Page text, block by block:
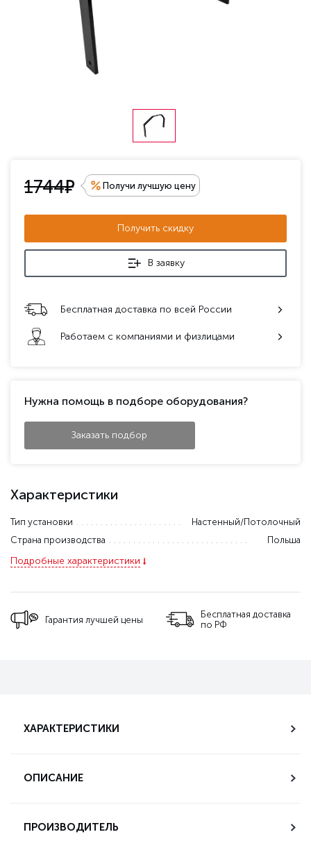
Характеристики
Тип установки
Настенный/Потолочный
Страна производства
Польша
Подробные характеристики
1744е Получи лучшую цену
Получить скидку
В заявку
Бесплатная доставка по всей России
Работаем с компаниями и физлицами
Нужна помощь в подборе оборудования?
Заказать подбор
Гарантия лучшей цены
Бесплатная доставка
по РФ
ХАРАКТЕРИСТИКИ
ОПИСАНИЕ
ПРОИЗВОДИТЕЛЬ